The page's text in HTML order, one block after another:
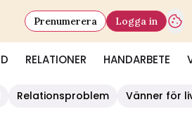
RELATIONER HANDARBETE
Prenumerera Logga in
Relationsproblem
Vänner för